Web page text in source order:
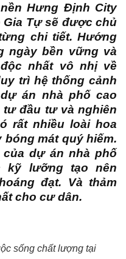
Hưng Định City
Gia Tự sẽ được chủ
chi tiết. Hướng
ngày bền vững và
nhất vô nhị về
trì hệ thống cảnh
án nhà phố cao
đầu tư và nghiên
rất nhiều loài hoa
mát quý hiếm.
dự án nhà phố
kỹ lưỡng tạo nên
đạt. Và thảm
cho cư dân.
sống chất lượng tại